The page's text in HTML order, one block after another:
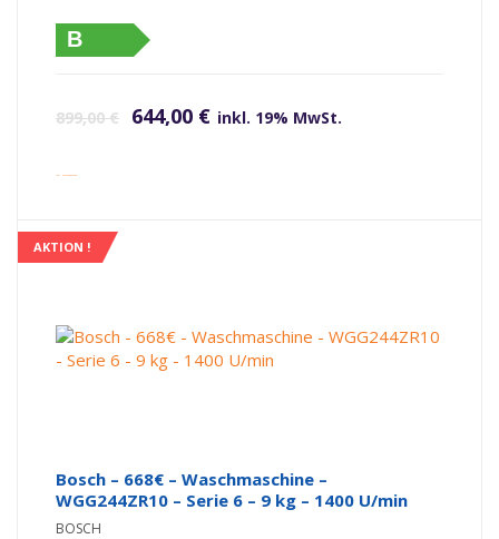
B
899,00€ 644,00 € inkl. 19% MwSt.
inkl. Versandkosten
AKTION !
Bosch – 668€ – Waschmaschine –
WGG244ZR10 – Serie 6 – 9 kg – 1400 U/min
BOSCH